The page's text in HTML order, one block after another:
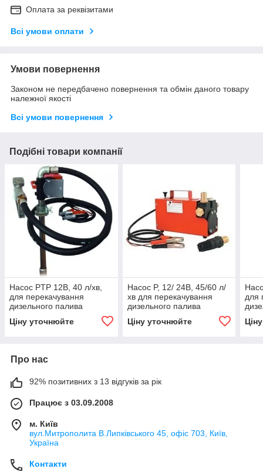
Оплата за реквізитами
Всі умови оплати
Умови повернення
Законом не передбачено повернення та обмін даного товару
належної якості
Всі умови повернення
Подібні товари компанії
Насос PTP 12В, 40 л/хв,
для перекачування
дизельного палива
(дизеля, ДТ) з бочки або
бака КИЇВ
Ціну уточнюйте
Насос P, 12/ 24В, 45/60 л/
хв для перекачування
дизельного палива
Ціну уточнюйте
для
Про нас
92% позитивних з 13 відгуків за рік
Працює з 03.09.2008
м. Київ
вул.Митрополита В.Липківського 45, офіс 703, Київ,
Україна
Контакти